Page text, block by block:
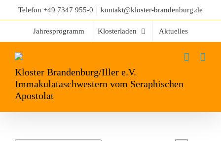
Telefon +49 7347 955-0 | kontakt@kloster-brandenburg.de
Jahresprogramm Klosterladen Aktuelles
Kloster Brandenburg/Iller e.V.
Immakulataschwestern vom Seraphischen
Apostolat